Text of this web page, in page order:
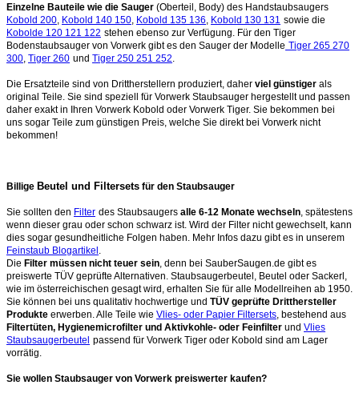
Einzelne Bauteile wie die Sauger (Oberteil, Body) des Handstaubsaugers
Kobold 200 Kobold 140 150 Kobold 135 136 Kobold 130 131 sowie die
Kobolde 120 121 122 stehen ebenso zur Verfügung. Für den Tiger
Bodenstaubsauger von Vorwerk gibt es den Sauger der Modelle Tiger 265 270
300 Tiger 260 und Tiger 250 251 252
Die Ersatzteile sind von Drittherstellern produziert, daher viel günstiger als
original Teile. Sie sind speziell für Vorwerk Staubsauger hergestellt und passen
daher exakt in Ihren Vorwerk Kobold oder Vorwerk Tiger. Sie bekommen bei
uns sogar Teile zum günstigen Preis, welche Sie direkt bei Vorwerk nicht
bekommen!
Billige Beutel und Filtersets für den Staubsauger
Sie sollten den Filter des Staubsaugers alle 6-12 Monate wechseln , spätestens
wenn dieser grau oder schon schwarz ist. Wird der Filter nicht gewechselt, kann
dies sogar gesundheitliche Folgen haben. Mehr Infos dazu gibt es in unserem
Feinstaub Blogartikel
Die Filter müssen nicht teuer sein , denn bei SauberSaugen.de gibt es
preiswerte TÜV geprüfte Alternativen. Staubsaugerbeutel, Beutel oder Sackerl,
wie im österreichischen gesagt wird, erhalten Sie für alle Modellreihen ab 1950.
Sie können bei uns qualitativ hochwertige und TÜV geprüfte Dritthersteller
Produkte erwerben. Alle Teile wie Vlies- oder Papier Filtersets , bestehend aus
Filtertüten, Hygienemicrofilter und Aktivkohle- oder Feinfilter und Vlies
Staubsaugerbeutel passend für Vorwerk Tiger oder Kobold sind am Lager
vorrätig.
Sie wollen Staubsauger von Vorwerk preiswerter kaufen?